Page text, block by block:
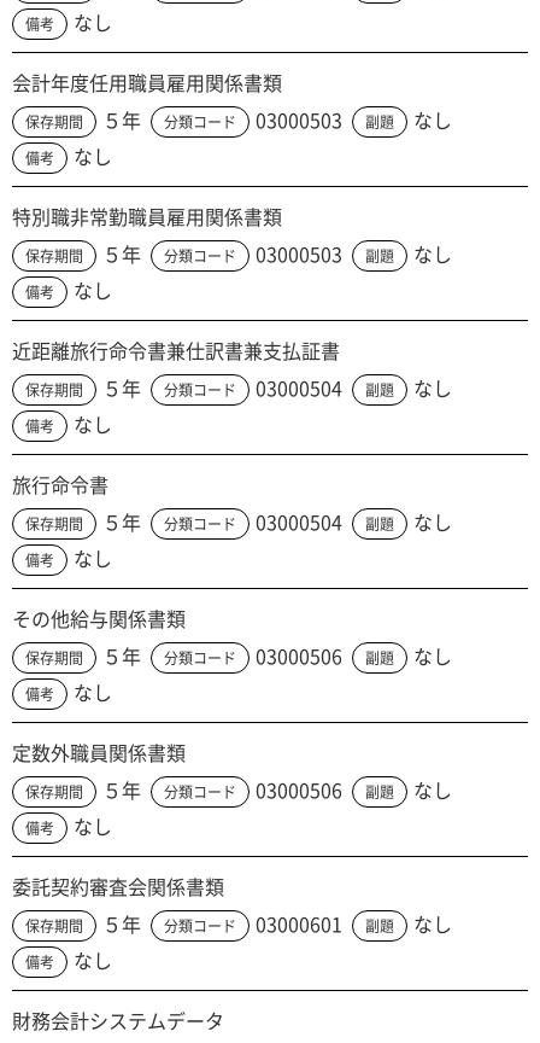
備考 なし
会計年度任用職員雇用関係書類
保存期間 ５年 分類コード 03000503 副題 なし
備考 なし
特別職非常勤職員雇用関係書類
保存期間 ５年 分類コード 03000503 副題 なし
備考 なし
近距離旅行命令書兼仕訳書兼支払証書
保存期間 ５年 分類コード 03000504 副題 なし
備考 なし
旅行命令書
保存期間 ５年 分類コード 03000504 副題 なし
備考 なし
その他給与関係書類
保存期間 ５年 分類コード 03000506 副題 なし
備考 なし
定数外職員関係書類
保存期間 ５年 分類コード 03000506 副題 なし
備考 なし
委託契約審査会関係書類
保存期間 ５年 分類コード 03000601 副題 なし
備考 なし
財務会計システムデータ